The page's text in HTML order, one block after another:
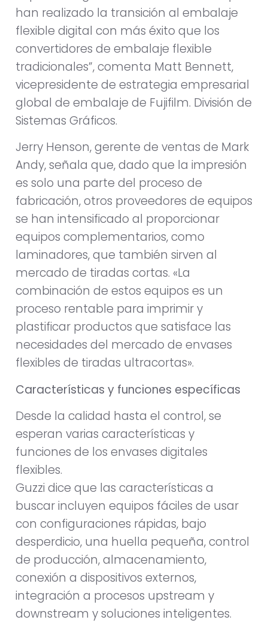
han realizado la transición al embalaje
flexible digital con más éxito que los
convertidores de embalaje flexible
tradicionales”, comenta Matt Bennett,
vicepresidente de estrategia empresarial
global de embalaje de Fujifilm. División de
Sistemas Gráficos.
Jerry Henson, gerente de ventas de Mark
Andy, señala que, dado que la impresión
es solo una parte del proceso de
fabricación, otros proveedores de equipos
se han intensificado al proporcionar
equipos complementarios, como
laminadores, que también sirven al
mercado de tiradas cortas. «La
combinación de estos equipos es un
proceso rentable para imprimir y
plastificar productos que satisface las
necesidades del mercado de envases
flexibles de tiradas ultracortas».
Características y funciones específicas
Desde la calidad hasta el control, se
esperan varias características y
funciones de los envases digitales
flexibles.
Guzzi dice que las características a
buscar incluyen equipos fáciles de usar
con configuraciones rápidas, bajo
desperdicio, una huella pequeña, control
de producción, almacenamiento,
conexión a dispositivos externos,
integración a procesos upstream y
downstream y soluciones inteligentes.